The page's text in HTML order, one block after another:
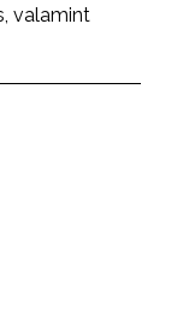
valamint